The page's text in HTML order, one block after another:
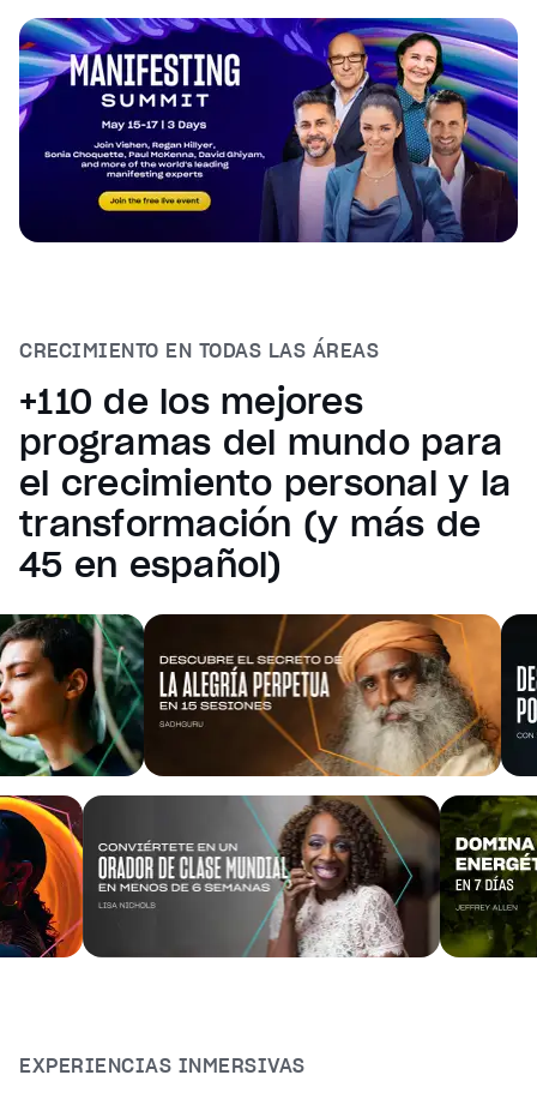
Background
Color
Transparency
Window
Color
Transparency
Font Size
Text Edge Style
Font Family
End of dialog window.
CRECIMIENTO EN TODAS LAS ÁREAS
+110 de los mejores
programas del mundo para
el crecimiento personal y la
transformación (y más de
45 en español)
EXPERIENCIAS INMERSIVAS